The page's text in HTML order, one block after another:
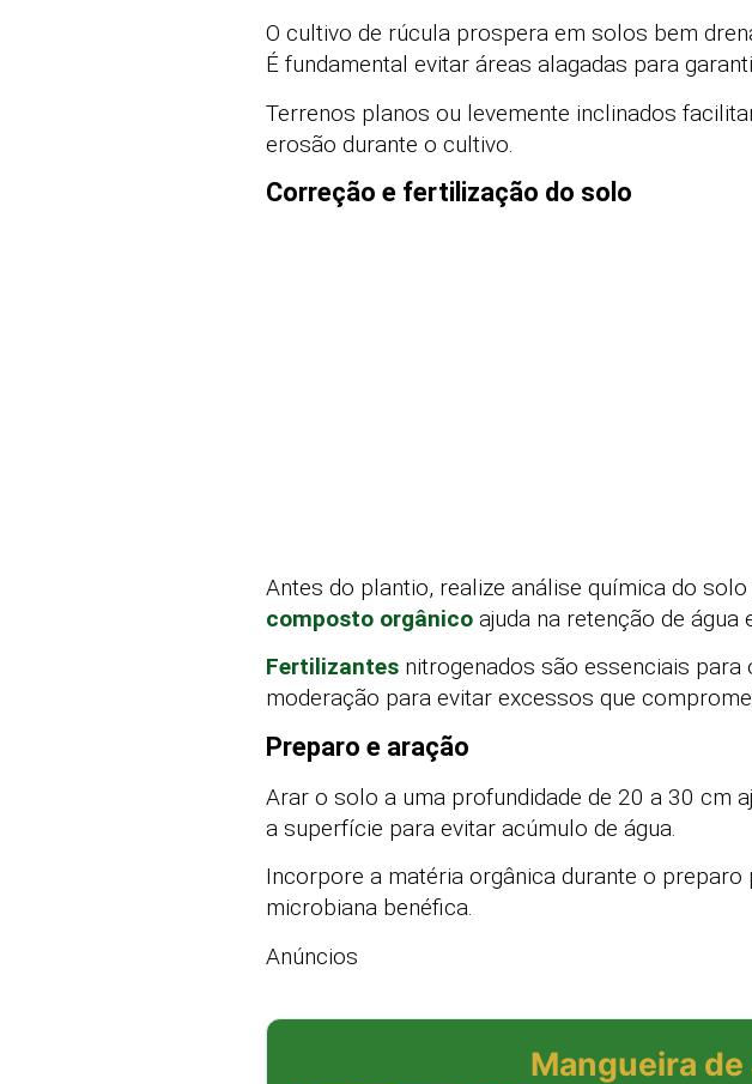
O cultivo de rúcula prospera em solos bem
É fundamental evitar áreas alagadas para
Terrenos planos ou levemente inclinados
erosão durante o cultivo.
Correção e fertilização do solo
Antes do plantio, realize análise química do
composto orgânico ajuda na retenção de
Fertilizantes nitrogenados são essenciais
moderação para evitar excessos que
Preparo e aração
Arar o solo a uma profundidade de 20 a 30 cm
a superfície para evitar acúmulo de água.
Incorpore a matéria orgânica durante o
microbiana benéfica.
Anúncios
Mangueira